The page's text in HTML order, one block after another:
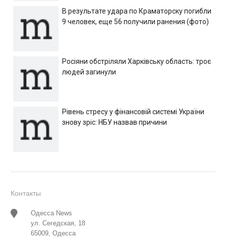
В результате удара по Краматорску погибли
9 человек, еще 56 получили ранения (фото)
Росіяни обстріляли Харківську область: троє
людей загинули
Рівень стресу у фінансовій системі України
знову зріс: НБУ назвав причини
Контакты
Одесса News
ул. Сегедская, 18
65009, Одесса